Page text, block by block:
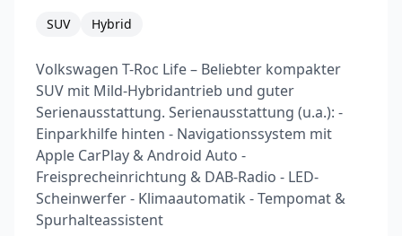
SUV Hybrid
Volkswagen T-Roc Life – Beliebter kompakter
SUV mit Mild-Hybridantrieb und guter
Serienausstattung. Serienausstattung (u.a.): -
Einparkhilfe hinten - Navigationssystem mit
Apple CarPlay & Android Auto -
Freisprecheinrichtung & DAB-Radio - LED-
Scheinwerfer - Klimaautomatik - Tempomat &
Spurhalteassistent